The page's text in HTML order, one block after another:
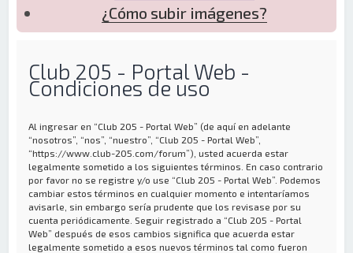
¿Cómo subir imágenes?
Club 205 - Portal Web -
Condiciones de uso
Al ingresar en “Club 205 - Portal Web” (de aquí en adelante
“nosotros”, “nos”, “nuestro”, “Club 205 - Portal Web”,
“https://www.club-205.com/forum”), usted acuerda estar
legalmente sometido a los siguientes términos. En caso contrario
por favor no se registre y/o use “Club 205 - Portal Web”. Podemos
cambiar estos términos en cualquier momento e intentaríamos
avisarle, sin embargo sería prudente que los revisase por su
cuenta periódicamente. Seguir registrado a “Club 205 - Portal
Web” después de esos cambios significa que acuerda estar
legalmente sometido a esos nuevos términos tal como fueron